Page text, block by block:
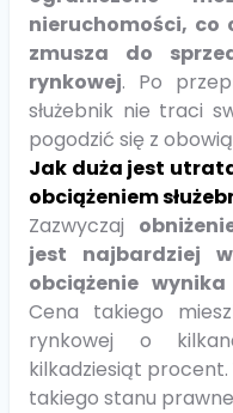
nieruchomości,
zmusza do
rynkowej. Po
służebnik nie traci
pogodzić się z
Jak duża jest
obciążeniem
Zazwyczaj
jest najbardziej
obciążenie
Cena takiego
rynkowej o
kilkadziesiąt procent.
takiego stanu